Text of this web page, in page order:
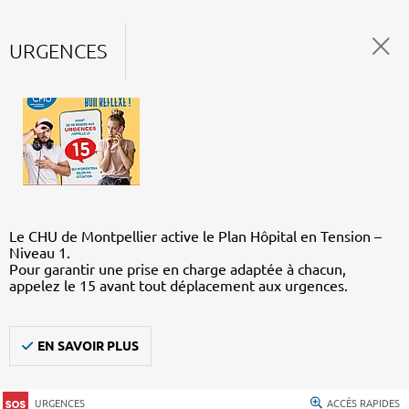
URGENCES
Le CHU de Montpellier active le Plan Hôpital en Tension –
Niveau 1.
Pour garantir une prise en charge adaptée à chacun,
appelez le 15 avant tout déplacement aux urgences.
EN SAVOIR PLUS
URGENCES ACCÈS RAPIDES